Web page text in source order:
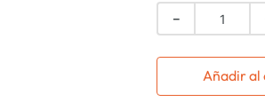
－
Añadir